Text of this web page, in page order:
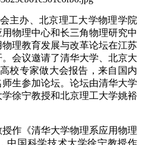
主办、北京理工大学物理学院
物理中心和长三角物理研究中
理教育发展与改革论坛在江苏
会议邀请了清华大学、北京大
校专家做大会报告，来自国内
生参加论坛。论坛由清华大学
徐宁教授和北京理工大学姚裕
作《清华大学物理系应用物理
中国科学技术大学徐宁教授作